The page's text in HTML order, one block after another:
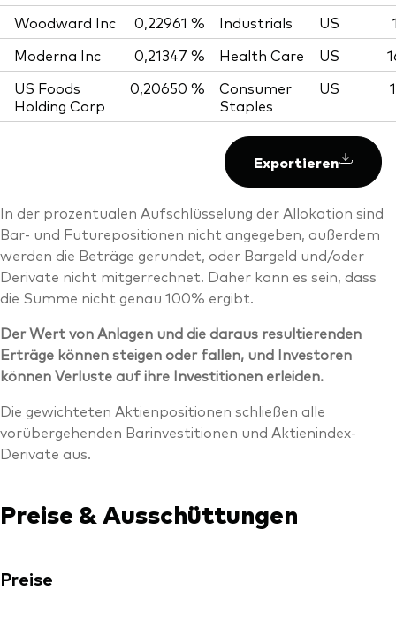
Woodward Inc 0,22961 % Industrials US
Moderna Inc
0,21347 % Health Care US
US Foods
Holding Corp
0,20650 %
Consumer
Staples
US
Exportieren
In der prozentualen Aufschlüsselung der Allokation sind
Bar- und Futurepositionen nicht angegeben, außerdem
werden die Beträge gerundet, oder Bargeld und/oder
Derivate nicht mitgerrechnet. Daher kann es sein, dass
die Summe nicht genau 100% ergibt.
Der Wert von Anlagen und die daraus resultierenden
Erträge können steigen oder fallen, und Investoren
können Verluste auf ihre Investitionen erleiden.
Die gewichteten Aktienpositionen schließen alle
vorübergehenden Barinvestitionen und Aktienindex-
Derivate aus.
Preise & Ausschüttungen
Preise